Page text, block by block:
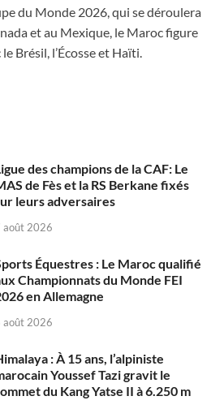
du Monde 2026, qui se déroulera
et au Mexique, le Maroc figure
Brésil, l’Écosse et Haïti.
des champions de la CAF: Le
de Fès et la RS Berkane fixés
leurs adversaires
août 2026
Équestres : Le Maroc qualifié
Championnats du Monde FEI
en Allemagne
août 2026
: À 15 ans, l’alpiniste
Youssef Tazi gravit le
du Kang Yatse II à 6.250 m